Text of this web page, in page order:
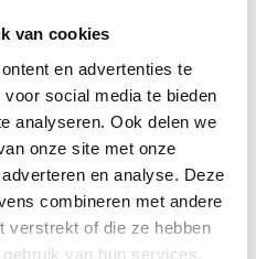
van cookies
en advertenties te
social media te bieden
analyseren. Ook delen we
onze site met onze
en analyse. Deze
combineren met andere
verstrekt of die ze hebben
van hun services.